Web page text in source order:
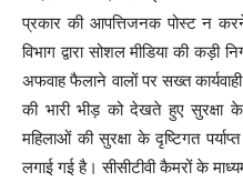
प्रकार की आपत्तिजनक पोस्ट न
विभाग द्वारा सोशल मीडिया की कड़ी
अफवाह फैलाने वालों पर सख्त
की भारी भीड़ को देखते हुए
महिलाओं की सुरक्षा के दृष्टिगत
लगाई गई है। सीसीटीवी कैमरों के